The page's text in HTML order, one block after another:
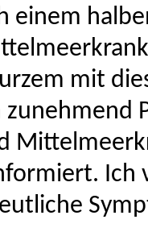
einem
mit
Ich